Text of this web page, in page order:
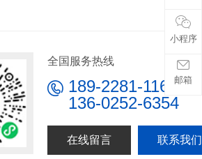
全国服务热线
189-2281-1164
136-0252-6354
在线留言 联系我们
小程序
邮箱